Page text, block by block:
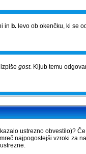
in b. levo ob okenčku, ki se
gost. Kljub temu
ustrezno obvestilo)?
najpogostejši vzroki za